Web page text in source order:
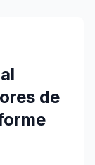
de